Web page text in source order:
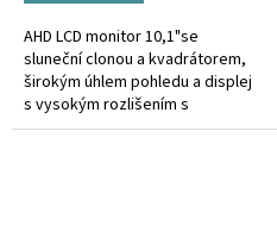
AHD LCD monitor 10,1"se
sluneční clonou a kvadrátorem,
širokým úhlem pohledu a displej
s vysokým rozlišením s
možností záznamu videa na SD